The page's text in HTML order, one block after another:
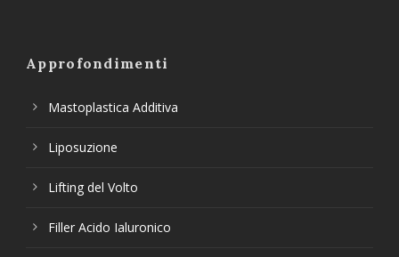
Approfondimenti
Mastoplastica Additiva
Liposuzione
Lifting del Volto
Filler Acido Ialuronico